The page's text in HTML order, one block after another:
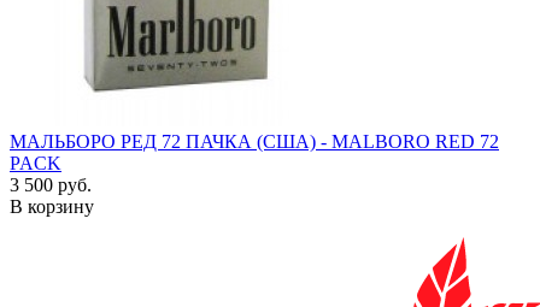
МАЛЬБОРО РЕД 72 ПАЧКА (США) - MALBORO RED 72
PACK
3 500 руб.
В корзину